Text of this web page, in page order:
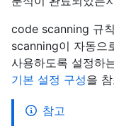
code scanning 규
scanning이 자동으
사용하도록 설정하
기본 설정 구성을
참고